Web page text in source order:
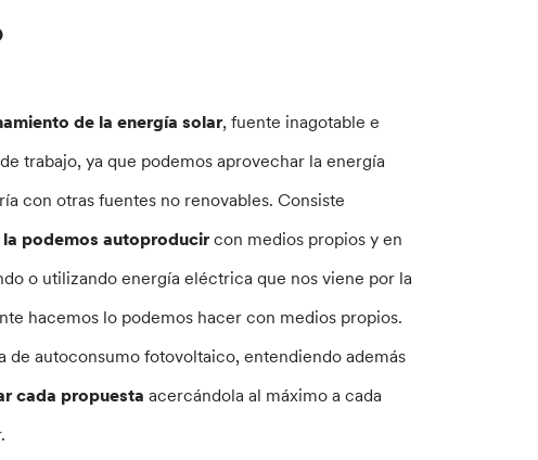
de la energía solar, fuente inagotable e
trabajo, ya que podemos aprovechar la energía
con otras fuentes no renovables. Consiste
la podemos autoproducircon medios propios y en
o utilizando energía eléctrica que nos viene por la
hacemos lo podemos hacer con medios propios.
de autoconsumo fotovoltaico, entendiendo además
cada propuestaacercándola al máximo a cada